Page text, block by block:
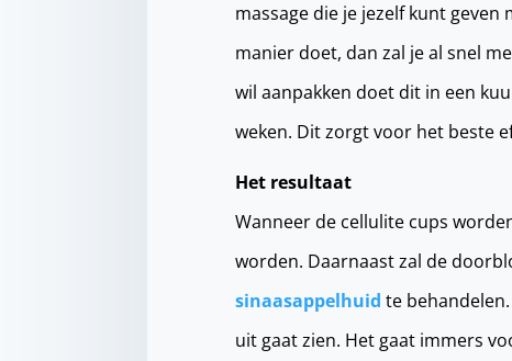
massage die je jezelf kunt
manier doet, dan zal je al snel
wil aanpakken doet dit in een
weken. Dit zorgt voor het beste
Het resultaat
Wanneer de cellulite cups
worden. Daarnaast zal de
sinaasappelhuid te
uit gaat zien. Het gaat immers